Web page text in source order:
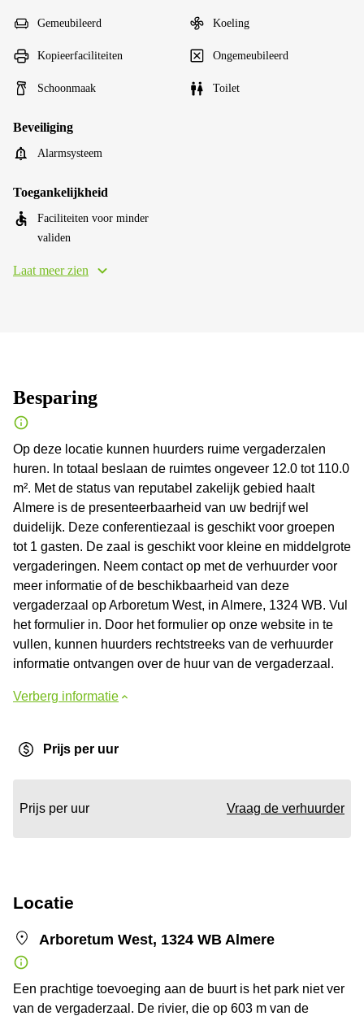
Gemeubileerd Koeling
Kopieerfaciliteiten Ongemeubileerd
Schoonmaak Toilet
Beveiliging
Alarmsysteem
Toegankelijkheid
Faciliteiten voor minder
validen
Laat meer zien
Besparing
Op deze locatie kunnen huurders ruime vergaderzalen
huren. In totaal beslaan de ruimtes ongeveer 12.0 tot 110.0
m². Met de status van reputabel zakelijk gebied haalt
Almere is de presenteerbaarheid van uw bedrijf wel
duidelijk. Deze conferentiezaal is geschikt voor groepen
tot 1 gasten. De zaal is geschikt voor kleine en middelgrote
vergaderingen. Neem contact op met de verhuurder voor
meer informatie of de beschikbaarheid van deze
vergaderzaal op Arboretum West, in Almere, 1324 WB. Vul
het formulier in. Door het formulier op onze website in te
vullen, kunnen huurders rechtstreeks van de verhuurder
informatie ontvangen over de huur van de vergaderzaal.
Verberg informatie
Prijs per uur
Prijs per uur Vraag de verhuurder
Locatie
Arboretum West, 1324 WB Almere
Een prachtige toevoeging aan de buurt is het park niet ver
van de vergaderzaal. De rivier, die op 603 m van de